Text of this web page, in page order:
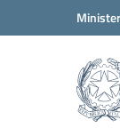
Vai ai contenuti
Vai al menu di